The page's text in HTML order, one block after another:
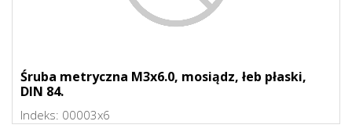
Śruba metryczna M3x6.0, mosiądz, łeb płaski,
DIN 84.
Indeks: 00003x6